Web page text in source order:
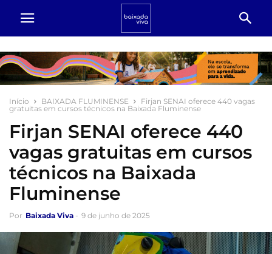
Início BAIXADA FLUMINENSE
Firjan SENAI oferece 440 vagas
gratuitas em cursos técnicos na Baixada Fluminense
Firjan SENAI oferece 440
vagas gratuitas em cursos
técnicos na Baixada
Fluminense
Por Baixada Viva - 9 de junho de 2025